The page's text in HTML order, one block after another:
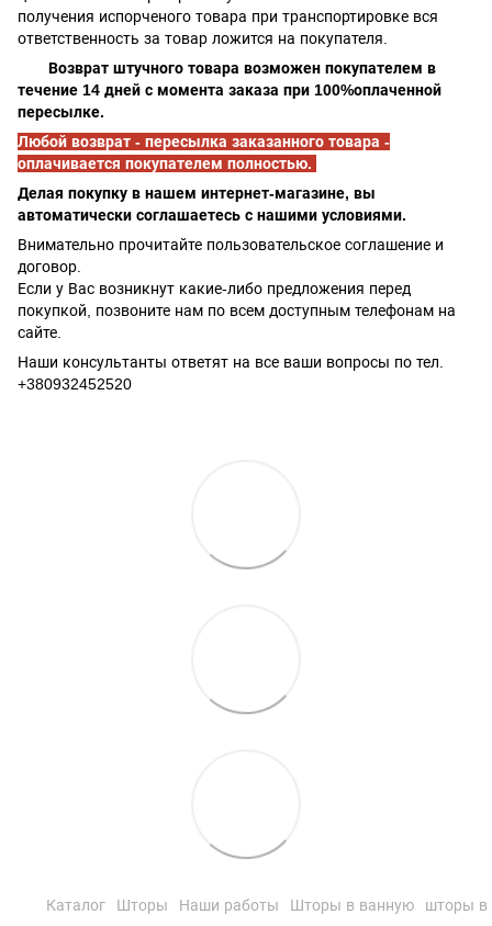
получения испорченого товара при транспортировке вся
ответственность за товар ложится на покупателя.
Возврат штучного товара возможен покупателем в
течение 14 дней с момента заказа при 100%оплаченной
пересылке.
Любой возврат - пересылка заказанного товара -
оплачивается покупателем полностью.
Делая покупку в нашем интернет-магазине, вы
автоматически соглашаетесь с нашими условиями.
Внимательно прочитайте пользовательское соглашение и
договор.
Если у Вас возникнут какие-либо предложения перед
покупкой, позвоните нам по всем доступным телефонам на
сайте.
Наши консультанты ответят на все ваши вопросы по тел.
+380932452520
Каталог Шторы Наши работы Шторы в ванную шторы в